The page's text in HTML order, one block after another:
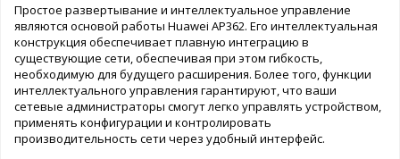
Простое развертывание и интеллектуальное управление
являются основой работы Huawei AP362. Его интеллектуальная
конструкция обеспечивает плавную интеграцию в
существующие сети, обеспечивая при этом гибкость,
необходимую для будущего расширения. Более того, функции
интеллектуального управления гарантируют, что ваши
сетевые администраторы смогут легко управлять устройством,
применять конфигурации и контролировать
производительность сети через удобный интерфейс.